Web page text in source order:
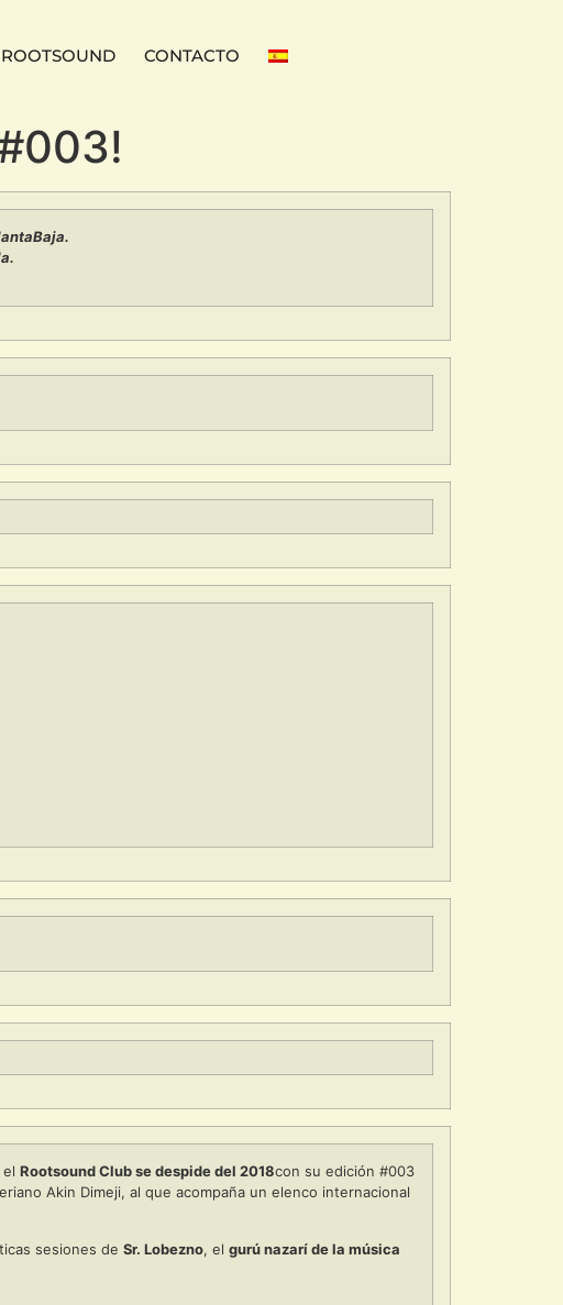
ROOTSOUND CONTACTO
el Rootsound Club se despide del 2018con su edición #003
Akin Dimeji, al que acompaña un elenco internacional
sesiones de Sr. Lobezno, el gurú nazarí de la música